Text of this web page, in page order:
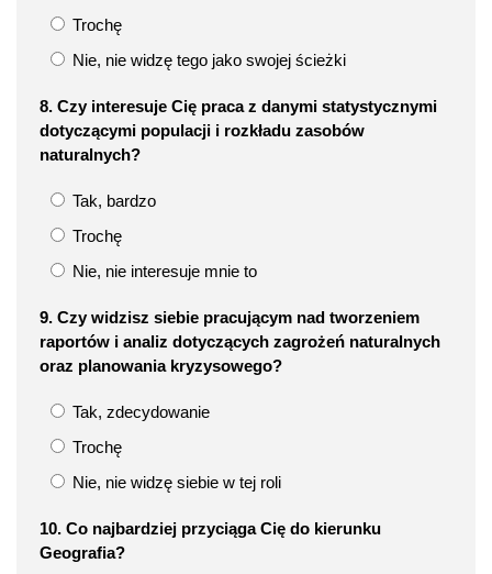
Trochę
Nie, nie widzę tego jako swojej ścieżki
8. Czy interesuje Cię praca z danymi statystycznymi
dotyczącymi populacji i rozkładu zasobów
naturalnych?
Tak, bardzo
Trochę
Nie, nie interesuje mnie to
9. Czy widzisz siebie pracującym nad tworzeniem
raportów i analiz dotyczących zagrożeń naturalnych
oraz planowania kryzysowego?
Tak, zdecydowanie
Trochę
Nie, nie widzę siebie w tej roli
10. Co najbardziej przyciąga Cię do kierunku
Geografia?